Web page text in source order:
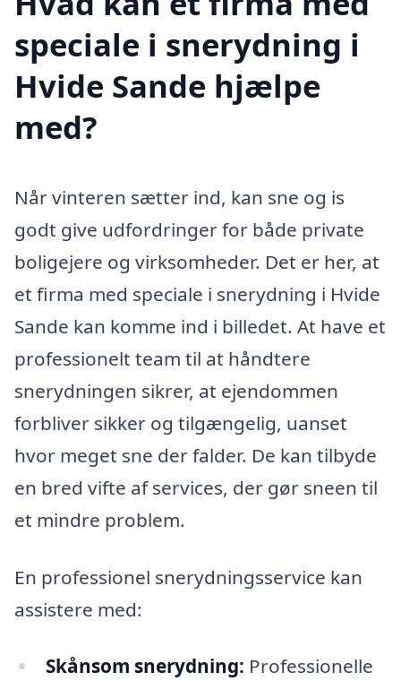
speciale i snerydning i
Hvide Sande hjælpe
med?
Når vinteren sætter ind, kan sne og is
godt give udfordringer for både private
boligejere og virksomheder. Det er her, at
et firma med speciale i snerydning i Hvide
Sande kan komme ind i billedet. At have et
professionelt team til at håndtere
snerydningen sikrer, at ejendommen
forbliver sikker og tilgængelig, uanset
hvor meget sne der falder. De kan tilbyde
en bred vifte af services, der gør sneen til
et mindre problem.
En professionel snerydningsservice kan
assistere med:
Skånsom snerydning: Professionelle